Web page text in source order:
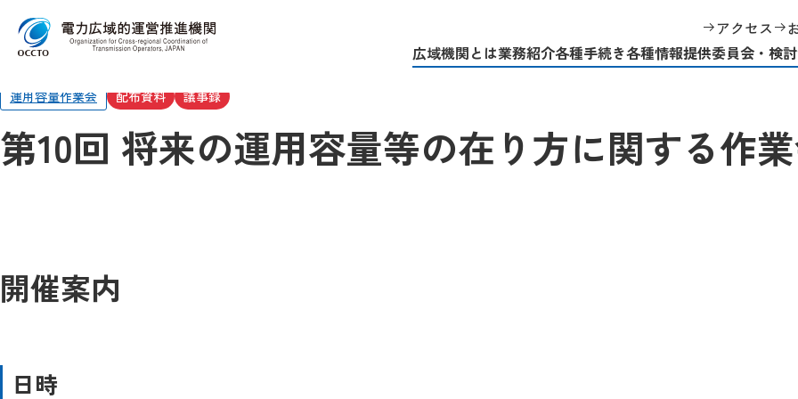
アクセス
広域機関とは業務紹介各種手続き各種情報提供委員会・検
Top 委員会・検討会 将来の運用容量等の在り方に関する作業会
運用容量作業会 配布資料 議事録
第10回 将来の運用容量等の在り方に関する作
開催案内
日時